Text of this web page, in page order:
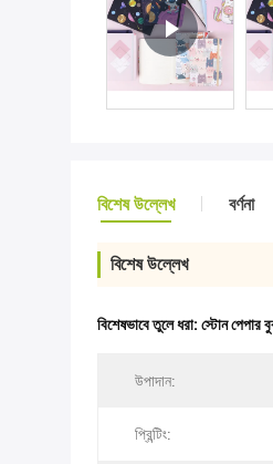
বিশেষ উল্লেখ বর্ণনা
বিশেষ উল্লেখ
বিশেষভাবে তুলে ধরা: স্টোন পেপার
উপাদান:
প্রিন্টিং: